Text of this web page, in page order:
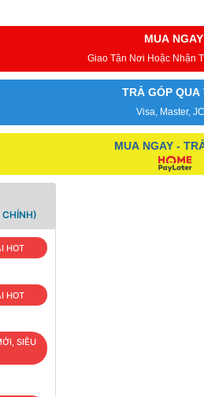
MUA NGAY
Giao Tận Nơi Hoặc Nhận
TRẢ GÓP QUA
Visa, Master,
MUA NGAY -
CHÍNH)
HOT
HOT
SIÊU